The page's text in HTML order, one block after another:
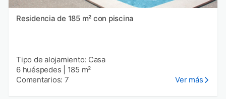
Residencia de 185 m² con piscina
Tipo de alojamiento: Casa
6 huéspedes
185 m²
Comentarios: 7
Ver más